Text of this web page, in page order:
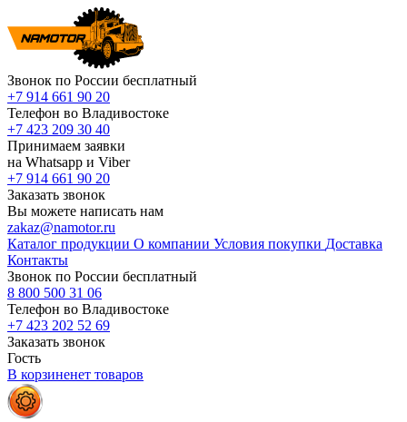
Звонок по России бесплатный
+7 914 661 90 20
Телефон во Владивостоке
+7 423 209 30 40
Принимаем заявки
на Whatsapp и Viber
+7 914 661 90 20
Заказать звонок
Вы можете написать нам
zakaz@namotor.ru
Каталог продукции О компании Условия покупки Доставка
Контакты
Звонок по России бесплатный
8 800 500 31 06
Телефон во Владивостоке
+7 423 202 52 69
Заказать звонок
Гость
В корзиненет товаров